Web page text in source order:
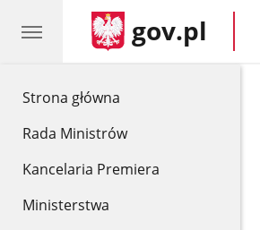
Strona główna
Rada Ministrów
Kancelaria Premiera
Ministerstwa
gov.pl